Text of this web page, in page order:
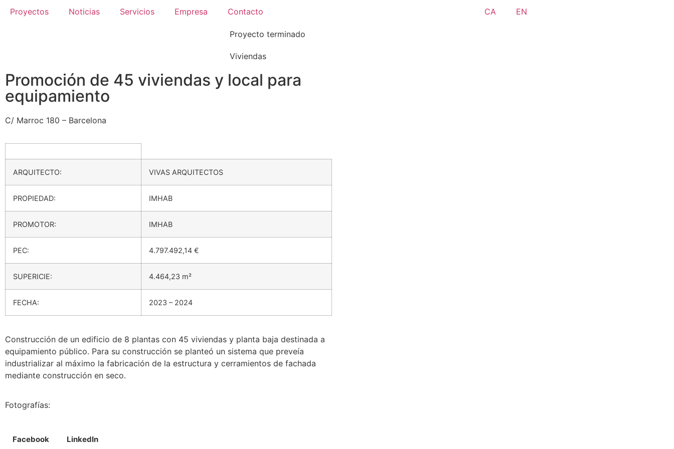
Proyectos Noticias Servicios Empresa Contacto CA EN
Proyecto terminado
Viviendas
Promoción de 45 viviendas y local para
equipamiento
C/ Marroc 180 – Barcelona
ARQUITECTO: VIVAS ARQUITECTOS
PROPIEDAD: IMHAB
PROMOTOR: IMHAB
PEC: 4.797.492,14 €
SUPERICIE: 4.464,23 m²
FECHA: 2023 – 2024
Construcción de un edificio de 8 plantas con 45 viviendas y planta baja destinada a
equipamiento público. Para su construcción se planteó un sistema que preveía
industrializar al máximo la fabricación de la estructura y cerramientos de fachada
mediante construcción en seco.
Fotografías:
Facebook LinkedIn